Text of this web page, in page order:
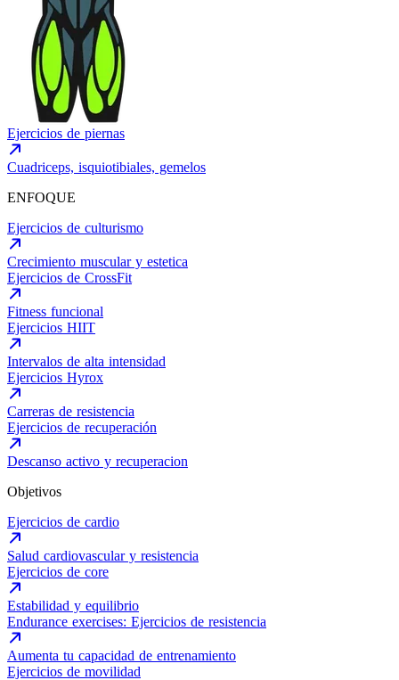
Ejercicios de piernas
Cuadriceps, isquiotibiales, gemelos
ENFOQUE
Ejercicios de culturismo
Crecimiento muscular y estetica
Ejercicios de CrossFit
Fitness funcional
Ejercicios HIIT
Intervalos de alta intensidad
Ejercicios Hyrox
Carreras de resistencia
Ejercicios de recuperación
Descanso activo y recuperacion
Objetivos
Ejercicios de cardio
Salud cardiovascular y resistencia
Ejercicios de core
Estabilidad y equilibrio
Endurance exercises: Ejercicios de resistencia
Aumenta tu capacidad de entrenamiento
Ejercicios de movilidad